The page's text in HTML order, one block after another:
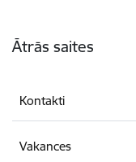
Ātrās saites
Kontakti
Vakances